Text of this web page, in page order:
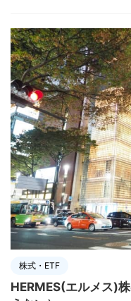
株式・ETF
HERMES(エルメス)